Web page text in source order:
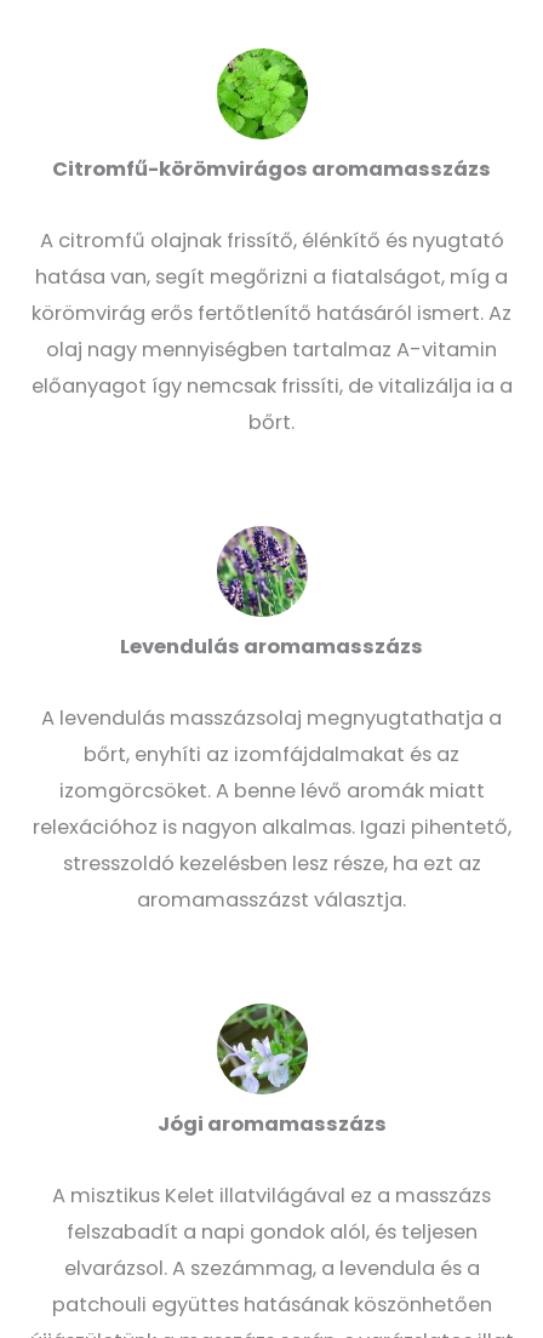
Citromfű-körömvirágos aromamasszázs
A citromfű olajnak frissítő, élénkítő és nyugtató
hatása van, segít megőrizni a fiatalságot, míg a
körömvirág erős fertőtlenítő hatásáról ismert. Az
olaj nagy mennyiségben tartalmaz A-vitamin
előanyagot így nemcsak frissíti, de vitalizálja ia a
bőrt.
Levendulás aromamasszázs
A levendulás masszázsolaj megnyugtathatja a
bőrt, enyhíti az izomfájdalmakat és az
izomgörcsöket. A benne lévő aromák miatt
relexációhoz is nagyon alkalmas. Igazi pihentető,
stresszoldó kezelésben lesz része, ha ezt az
aromamasszázst választja.
Jógi aromamasszázs
A misztikus Kelet illatvilágával ez a masszázs
felszabadít a napi gondok alól, és teljesen
elvarázsol. A szezámmag, a levendula és a
patchouli együttes hatásának köszönhetően